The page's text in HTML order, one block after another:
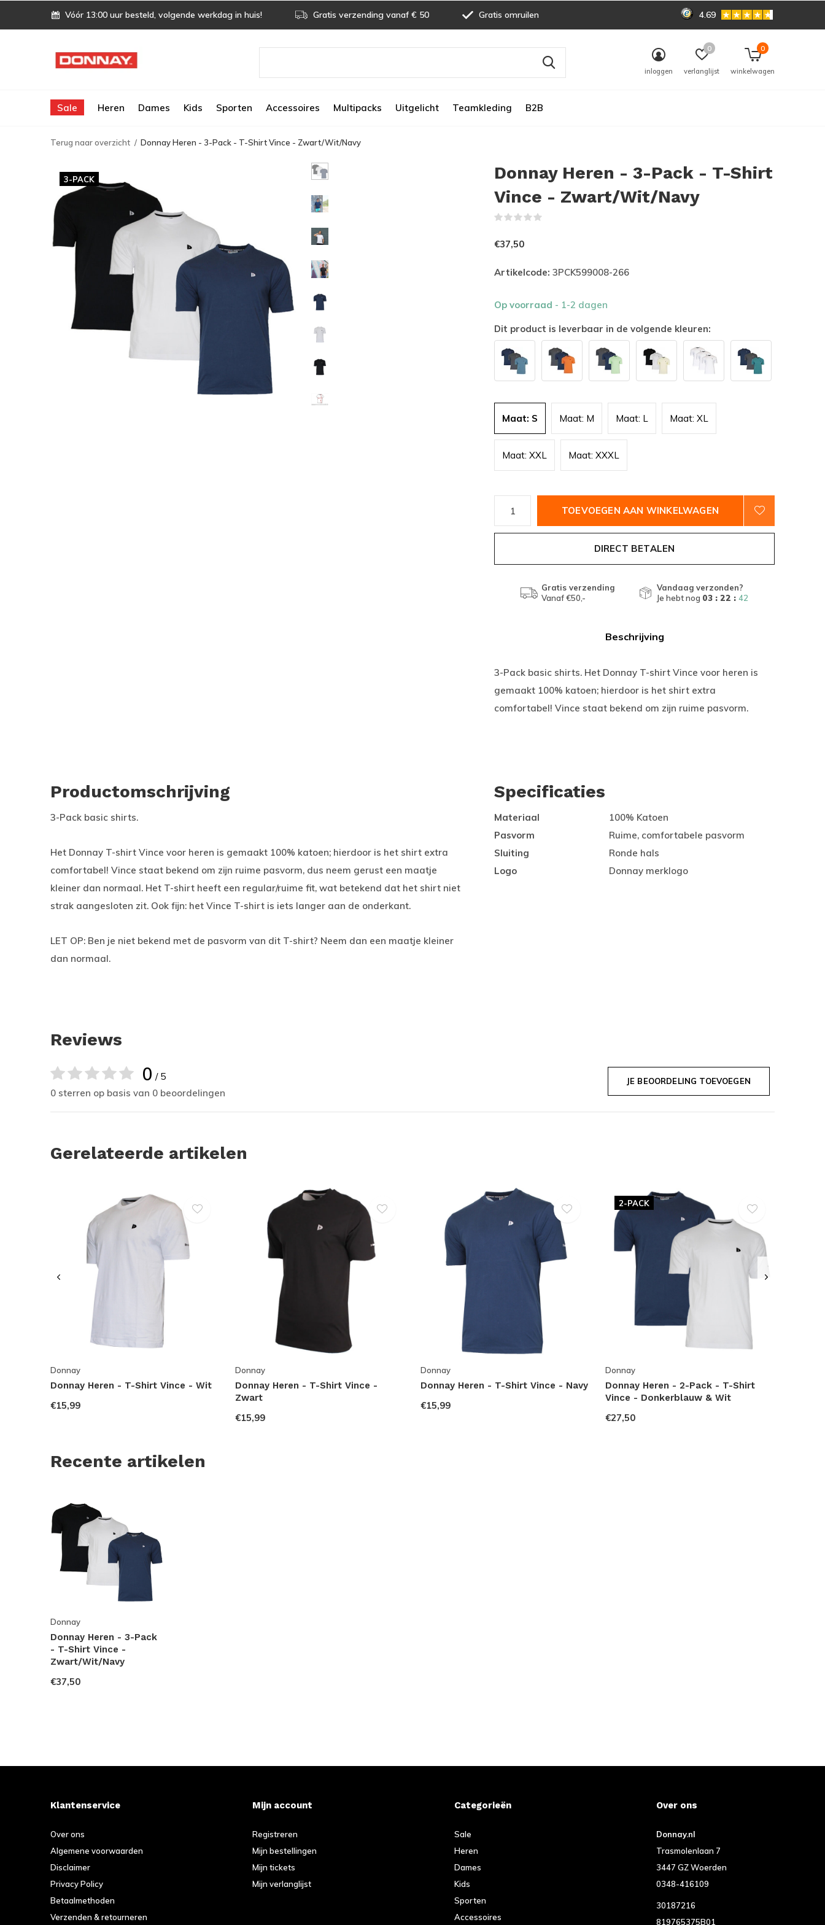
Sale Heren Dames Kids Sporten Accessoires Multipacks Uitgelicht Teamkleding B2B
inloggen verlanglijst
0
winkelwagen
0
Vóór 13:00 uur besteld, volgende werkdag in huis! Gratis verzending vanaf € 50 Gratis omruilen 4.69
Terug naar overzicht Donnay Heren - 3-Pack - T-Shirt Vince - Zwart/Wit/Navy
3-PACK
Donnay Heren - 3-Pack - T-Shirt
Vince - Zwart/Wit/Navy
€37,50
Artikelcode: 3PCK599008-266
Op voorraad - 1-2 dagen
Dit product is leverbaar in de volgende kleuren:
Maat: S Maat: M Maat: L Maat: XL
Maat: XXL Maat: XXXL
TOEVOEGEN AAN WINKELWAGEN
DIRECT BETALEN
Gratis verzending
Vanaf €50,-
Vandaag verzonden?
Je hebt nog 03 : 22 : 41
Beschrijving
3-Pack basic shirts. Het Donnay T-shirt Vince voor heren is
gemaakt 100% katoen; hierdoor is het shirt extra
comfortabel! Vince staat bekend om zijn ruime pasvorm.
Productomschrijving
3-Pack basic shirts.
Het Donnay T-shirt Vince voor heren is gemaakt 100% katoen; hierdoor is het shirt extra
comfortabel! Vince staat bekend om zijn ruime pasvorm, dus neem gerust een maatje
kleiner dan normaal. Het T-shirt heeft een regular/ruime fit, wat betekend dat het shirt niet
strak aangesloten zit. Ook fijn: het Vince T-shirt is iets langer aan de onderkant.
LET OP: Ben je niet bekend met de pasvorm van dit T-shirt? Neem dan een maatje kleiner
dan normaal.
Specificaties
Materiaal
100% Katoen
Pasvorm
Ruime, comfortabele pasvorm
Sluiting
Ronde hals
Logo
Donnay merklogo
Reviews
0 / 5
0 sterren op basis van 0 beoordelingen
JE BEOORDELING TOEVOEGEN
Gerelateerde artikelen
Donnay
Donnay Heren - T-Shirt Vince - Wit
€15,99
Donnay
Donnay Heren - T-Shirt Vince -
Zwart
€15,99
Donnay
Donnay Heren - T-Shirt Vince - Navy
€15,99
2-PACK
Donnay
Donnay Heren - 2-Pack - T-Shirt
Vince - Donkerblauw & Wit
€27,50
Recente artikelen
Donnay
Donnay Heren - 3-Pack
- T-Shirt Vince -
Zwart/Wit/Navy
€37,50
Klantenservice
Over ons
Algemene voorwaarden
Disclaimer
Privacy Policy
Betaalmethoden
Verzenden & retourneren
Mijn account
Registreren
Mijn bestellingen
Mijn tickets
Mijn verlanglijst
Categorieën
Sale
Heren
Dames
Kids
Sporten
Accessoires
Over ons
Donnay.nl
Trasmolenlaan 7
3447 GZ Woerden
0348-416109
30187216
819765375B01